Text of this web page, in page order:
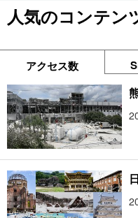
人気のコンテン
アクセス数